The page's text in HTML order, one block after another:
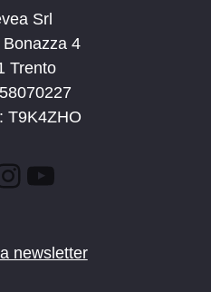
Srl
4
Trento
T9K4ZHO
YouTube
newsletter